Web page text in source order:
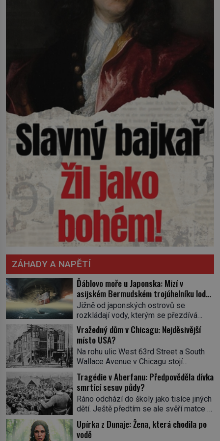
ZÁHADY A NAPĚTÍ
Ďáblovo moře u Japonska: Mizí v
asijském Bermudském trojúhelníku lodě
ve spárech neznámé síly?
Jižně od japonských ostrovů se
rozkládají vody, kterým se přezdívá
Ďáblovo moře. Vypráví se o lodích
mizejících beze stopy, podivných
světlech, zrádných proudech i mořských
dracích, kteří měli tyto končiny střežit už
v dávných legendách. Je tichomořský
Dračí trojúhelník skutečně prokletým
místem, nebo se zde jen nebezpečná
příroda proměnila v jednu z
nejpůsobivějších námořních záhad? […]
Vražedný dům v Chicagu: Nejděsivější
místo USA?
Na rohu ulic West 63rd Street a South
Wallace Avenue v Chicagu stojí
nenápadná pošta. Nemá žádný speciální
nápis ani pamětní desku. A přesto prý
místní zaměstnanci neradi chodí do
sklepa. Právě tady totiž sídlil sériový
vrah H. H. Holmes a také
nejpropracovanější past na lidi
v dějinách americké kriminalistiky.
Tragédie v Aberfanu: Předpověděla dívka
smrtící sesuv půdy?
Ráno odchází do školy jako tisíce jiných
dětí. Ještě předtím se ale svěří matce s
podivným snem. Ve škole, kterou dobře
zná, tentokrát nevidí budovu ani
spolužáky. Místo nich se před ní tyčí
Upírka z Dunaje: Žena, která chodila po
vodě